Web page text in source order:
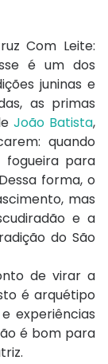
Com Leite:
é um dos
juninas e
as primas
João Batista,
quando
fogueira para
forma, o
mas
e a
do São
de virar a
é arquétipo
experiências
é bom para